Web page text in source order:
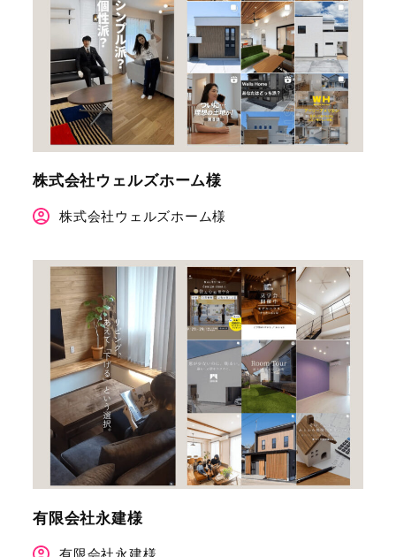
株式会社ウェルズホーム様
株式会社ウェルズホーム様
有限会社永建様